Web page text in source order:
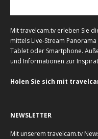
Mit travelcam.tv erleben Sie
mittels Live-Stream
Tablet oder Smartphone.
und Informationen zur
Holen Sie sich mit
NEWSLETTER
Mit unserem travelcam.tv